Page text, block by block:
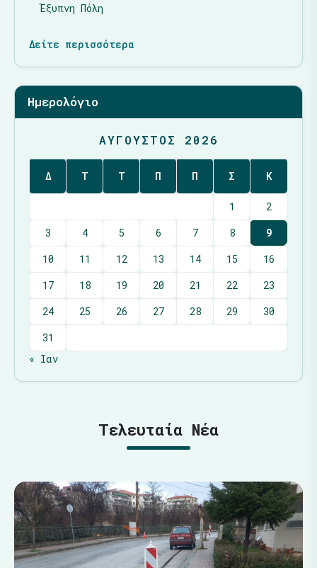
Έξυπνη Πόλη
Δείτε περισσότερα
Ημερολόγιο
ΑΎΓΟΥΣΤΟΣ 2026
Δ Τ Τ Π Π Σ Κ
1
2
3
4 5 6 7 8
9
10
11 12 13 14 15
16
17
18 19 20 21 22
23
24
25 26 27 28 29
30
31
« Ιαν
Τελευταία Νέα